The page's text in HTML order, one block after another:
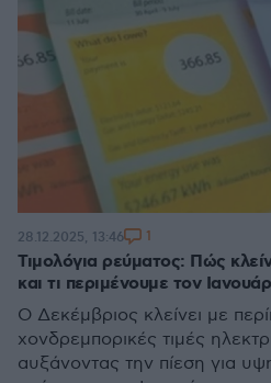
Τιμολόγια ρεύματος: Πώς
και τι περιμένουμε τον
Ο Δεκέμβριος κλείνει με
χονδρεμπορικές τιμές
αυξάνοντας την πίεση για
28.12.2025, 13:46 1